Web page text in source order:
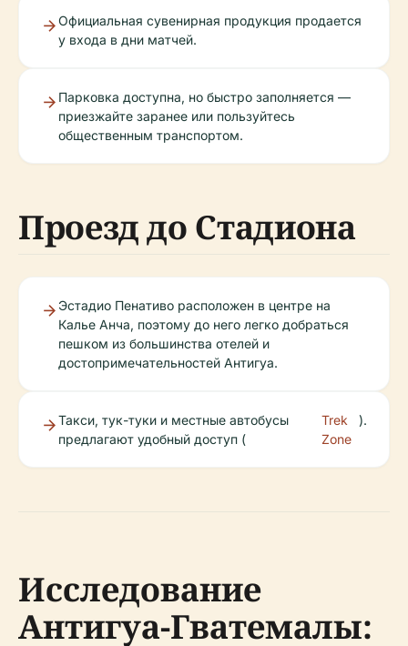
Официальная сувенирная продукция продается
у входа в дни матчей.
Парковка доступна, но быстро заполняется —
приезжайте заранее или пользуйтесь
общественным транспортом.
Проезд до Стадиона
Эстадио Пенативо расположен в центре на
Калье Анча, поэтому до него легко добраться
пешком из большинства отелей и
достопримечательностей Антигуа.
Такси, тук-туки и местные автобусы
предлагают удобный доступ (
Trek
Zone
).
Исследование
Антигуа-Гватемалы: